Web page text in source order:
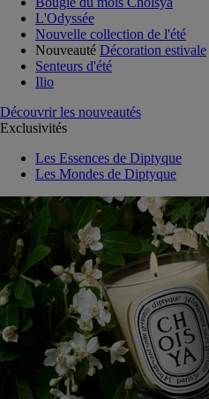
L'Odyssée
Nouvelle collection de l'été
Nouveauté Décoration estivale
Senteurs d'été
Ilio
Découvrir les nouveautés
Exclusivités
Les Essences de Diptyque
Les Mondes de Diptyque